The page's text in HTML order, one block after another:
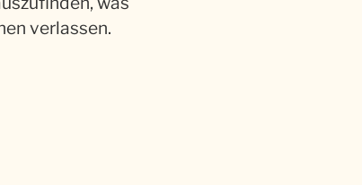
verlassen.